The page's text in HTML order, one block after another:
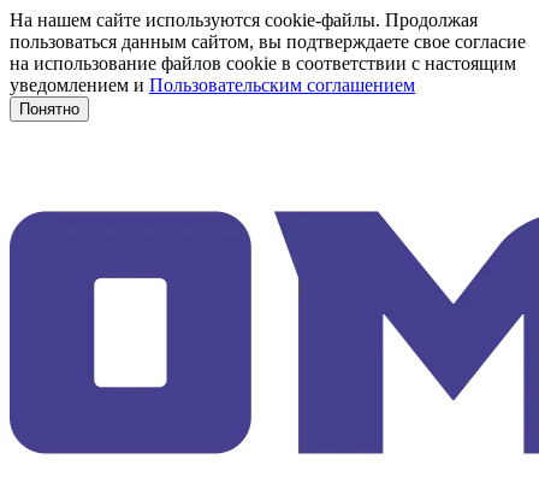
На нашем сайте используются cookie-файлы. Продолжая
пользоваться данным сайтом, вы подтверждаете свое согласие
на использование файлов cookie в соответствии с настоящим
уведомлением и Пользовательским соглашением
Понятно